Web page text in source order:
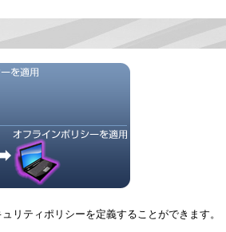
リティポリシーを定義することができます。